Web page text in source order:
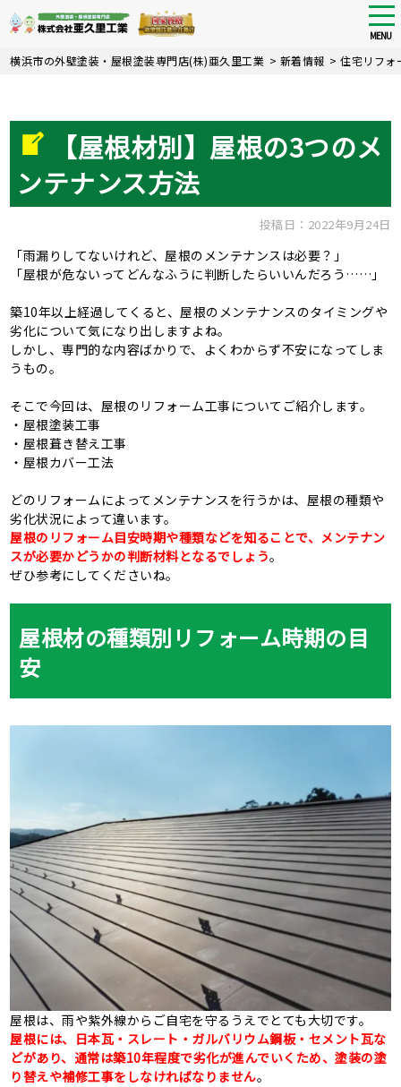
Skip
MENU
横浜市の外壁塗装・屋根塗装専門店(株)亜久里工業 > 新着情報 >住宅リフォ
【屋根材別】屋根の3つのメ
ンテナンス方法
投稿日：2022年9月24日
「雨漏りしてないけれど、屋根のメンテナンスは必要？」
「屋根が危ないってどんなふうに判断したらいいんだろう……」
築10年以上経過してくると、屋根のメンテナンスのタイミングや
劣化について気になり出しますよね。
しかし、専門的な内容ばかりで、よくわからず不安になってしま
うもの。
そこで今回は、屋根のリフォーム工事についてご紹介します。
・屋根塗装工事
・屋根葺き替え工事
・屋根カバー工法
どのリフォームによってメンテナンスを行うかは、屋根の種類や
劣化状況によって違います。
屋根のリフォーム目安時期や種類などを知ることで、メンテナン
スが必要かどうかの判断材料となるでしょう。
ぜひ参考にしてくださいね。
屋根材の種類別リフォーム時期の目
安
屋根は、雨や紫外線からご自宅を守るうえでとても大切です。
屋根には、日本瓦・スレート・ガルバリウム鋼板・セメント瓦な
どがあり、通常は築10年程度で劣化が進んでいくため、塗装の塗
り替えや補修工事をしなければなりません。